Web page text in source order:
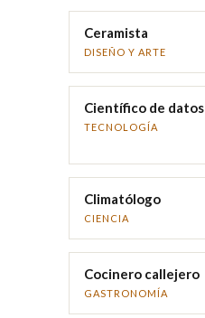
Ceramista
DISEÑO Y ARTE
Científico de datos
TECNOLOGÍA
Climatólogo
CIENCIA
Cocinero callejero
GASTRONOMÍA